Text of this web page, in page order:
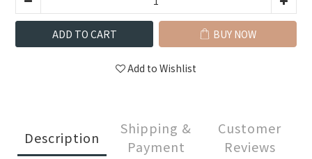
ADD TO CART BUY NOW
Add to Wishlist
Description
Shipping &
Payment
Customer
Reviews